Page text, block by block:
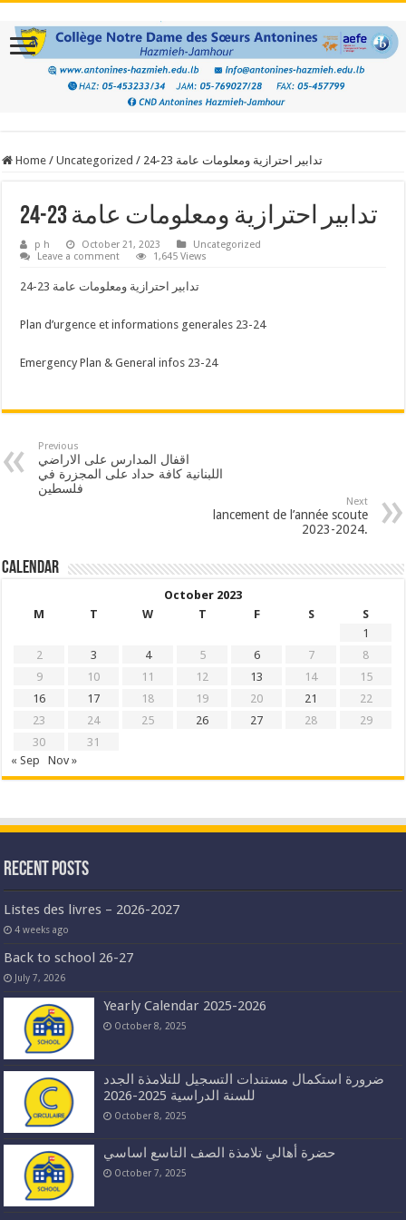
Home / Uncategorized / تدابير احترازية ومعلومات عامة 23-24
تدابير احترازية ومعلومات عامة 23-24
p h October 21, 2023
Uncategorized
Leave a comment
1,645 Views
تدابير احترازية ومعلومات عامة 23-24
Plan d’urgence et informations generales 23-24
Emergency Plan & General infos 23-24
Previous
اقفال المدارس على الاراضي
اللبنانية كافة حداد على المجزرة في
فلسطين
Next
lancement de l’année scoute
2023-2024.
Calendar
October 2023
M
T W T F S
S
1
2
3 4 5 6 7
8
9
10 11 12 13 14
15
16
17 18 19 20 21
22
23
24 25 26 27 28
29
30
31
« Sep
Nov »
Recent Posts
Listes des livres – 2026-2027
4 weeks ago
Back to school 26-27
July 7, 2026
Yearly Calendar 2025-2026
October 8, 2025
ضرورة استكمال مستندات التسجيل للتلامذة الجدد
للسنة الدراسية 2025-2026
October 8, 2025
حضرة أهالي تلامذة الصف التاسع اساسي
October 7, 2025